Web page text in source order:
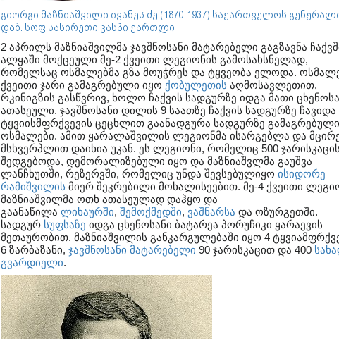
გიორგი მაზნიაშვილი ივანეს ძე (1870-1937) საქართველოს
დაბ. სოფ.სასირეთი კასპი ქართლი
2 აპრილს მაზნიაშვილმა ჯავშნოსანი მატარებელი გაგზავნა
ალყაში მოქცეული მე-2 ქვეითი ლეგიონის გამოსახსნელად,
რომელსაც ოსმალებმა გზა მოუჭრეს და ტყვეობა ელოდა.
ქვეითი ჯარი გამაგრებული იყო ქობულეთის აღმოსავლეთით,
რკინიგზის გასწვრივ, ხოლო ჩაქვის სადგურზე იდგა მათი
ათასეული. ჯავშნოსანი დილის 9 საათზე ჩაქვის სადგურზე
ტყვიისმფრქვევის ცეცხლით გაანადგურა სადგურზე გამაგრებული
ოსმალები. ამით ყარალაშვილის ლეგიონმა ისარგებლა და
მსხვერპლით დაიხია უკან. ეს ლეგიონი, რომელიც 500
შედგებოდა, დემორალიზებული იყო და მაზნიაშვლმა გაუშვა
ლანჩხუთში, რეზერვში, რომელიც უნდა შევსებულიყო ისიდორე
რამიშვილის მიერ შეკრებილი მოხალისეებით. მე-4 ქვეითი
მაზნიაშვილმა ოთხ ათასეულად დაჰყო და
გაანაწილა ლიხაურში, შემოქმედში, ვაშნარსა და ოზურგეთში.
სადგურ სუფსაზე იდგა ცხენოსანი ბატარეა პორუჩიკი ყარაევის
მეთაურობით. მაზნიაშვილის განკარგულებაში იყო 4
6 ზარბაზანი, ჯავშნოსანი მატარებელი 90 ჯარისკაცით და 400
გვარდიელი.